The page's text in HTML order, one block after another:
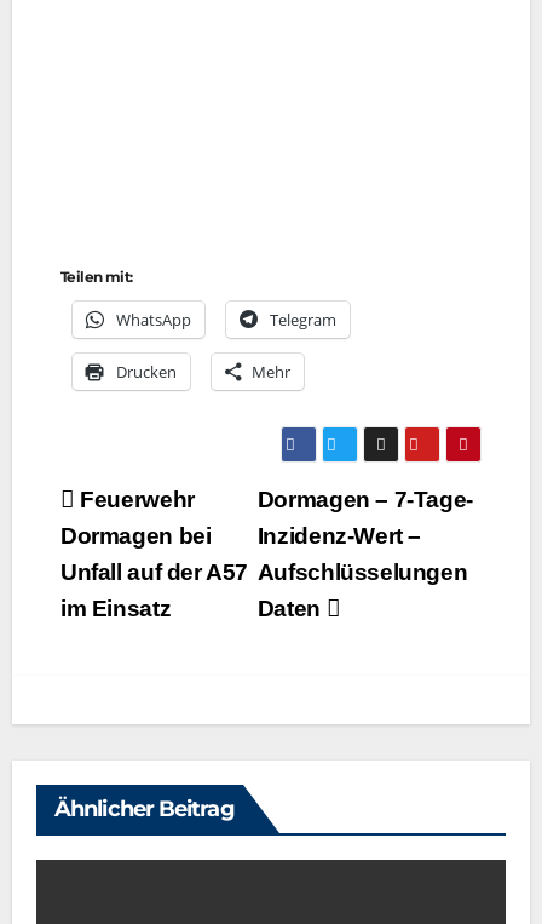
Teilen mit:
Whats­App Tele­gram
Dru­cken Mehr
Beitragsnavigation
Dormagen – 7‑Tage-
Inzidenz-Wert –
Aufschlüsselungen
Daten
Feuerwehr
Dormagen bei
Unfall auf der A57
im Einsatz
Ähnlicher Beitrag